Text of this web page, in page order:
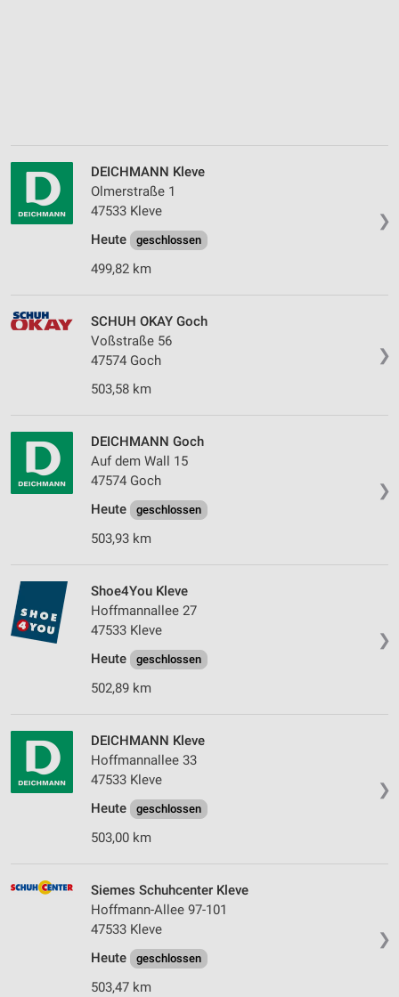
❯
DEICHMANN Kleve
Olmerstraße 1
47533 Kleve
Heute
geschlossen
499,82 km
❯
SCHUH OKAY Goch
Voßstraße 56
47574 Goch
503,58 km
❯
DEICHMANN Goch
Auf dem Wall 15
47574 Goch
Heute
geschlossen
503,93 km
❯
Shoe4You Kleve
Hoffmannallee 27
47533 Kleve
Heute
geschlossen
502,89 km
❯
DEICHMANN Kleve
Hoffmannallee 33
47533 Kleve
Heute
geschlossen
503,00 km
❯
Siemes Schuhcenter Kleve
Hoffmann-Allee 97-101
47533 Kleve
Heute
geschlossen
503,47 km